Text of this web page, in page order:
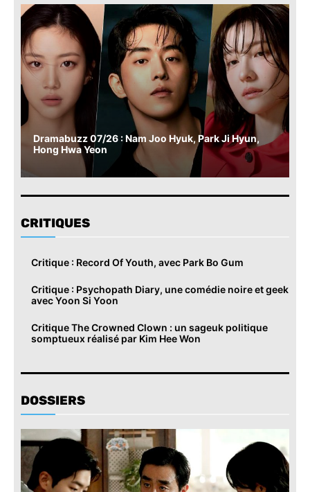
Dramabuzz 07/26 : Nam Joo Hyuk, Park Ji Hyun,
Hong Hwa Yeon
CRITIQUES
Critique : Record Of Youth, avec Park Bo Gum
Critique : Psychopath Diary, une comédie noire et geek
avec Yoon Si Yoon
Critique The Crowned Clown : un sageuk politique
somptueux réalisé par Kim Hee Won
DOSSIERS